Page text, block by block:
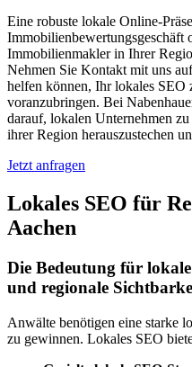
Eine robuste lokale Online-
Immobilienbewertungsgeschäft
Immobilienmakler in Ihrer
Nehmen Sie Kontakt mit uns
helfen können, Ihr lokales SEO
voranzubringen. Bei
darauf, lokalen Unternehmen
ihrer Region herauszustechen
Jetzt anfragen
Lokales SEO für
Aachen
Die Bedeutung für
und regionale
Anwälte benötigen eine starke
zu gewinnen. Lokales SEO